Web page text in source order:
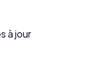
à jour